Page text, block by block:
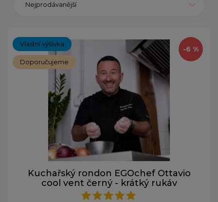
Nejprodávanější
-6 %
Vlastní výšivka
Doporučujeme
Kuchařský rondon EGOchef Ottavio
cool vent černý - krátký rukáv